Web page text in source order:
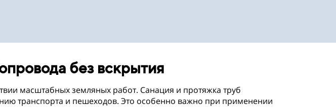
без вскрытия
масштабных земляных работ. Санация и протяжка труб
транспорта и пешеходов. Это особенно важно при применении